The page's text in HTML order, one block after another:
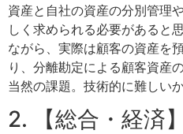
資産と自社の資産の分別管理
しく求められる必要があると
ながら、実際は顧客の資産を
り、分離勘定による顧客資産
当然の課題。技術的に難しい
2. 【総合・経済